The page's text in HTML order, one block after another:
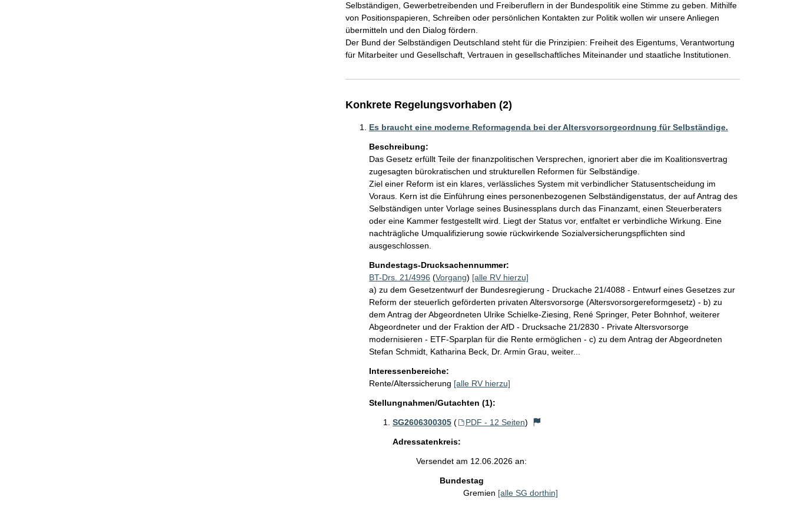
Selbständigen, Gewerbetreibenden und Freiberuflern in der Bundespolitik eine Stimme zu geben. Mithilfe
von Positionspapieren, Schreiben oder persönlichen Kontakten zur Politik wollen wir unsere Anliegen
übermitteln und den Dialog fördern.
Der Bund der Selbständigen Deutschland steht für die Prinzipien: Freiheit des Eigentums, Verantwortung
für Mitarbeiter und Gesellschaft, Vertrauen in gesellschaftliches Miteinander und staatliche Institutionen.
Konkrete Regelungsvorhaben (2)
Es braucht eine moderne Reformagenda bei der Altersvorsorgeordnung für Selbständige.
Beschreibung:
Das Gesetz erfüllt Teile der finanzpolitischen Versprechen, ignoriert aber die im Koalitionsvertrag
zugesagten bürokratischen und strukturellen Reformen für Selbständige.
Ziel einer Reform ist ein klares, verlässliches System mit verbindlicher Statusentscheidung im
Voraus. Kern ist die Einführung eines personenbezogenen Selbständigenstatus, der auf Antrag des
Selbständigen unter Vorlage seines Businessplans durch das Finanzamt, einen Steuerberaters
oder eine Kammer festgestellt wird. Liegt der Status vor, entfaltet er verbindliche Wirkung. Eine
nachträgliche Umqualifizierung sowie rückwirkende Sozialversicherungspflichten sind
ausgeschlossen.
Bundestags-Drucksachennummer:
BT-Drs. 21/4996 (Vorgang) [alle RV hierzu]
a) zu dem Gesetzentwurf der Bundesregierung - Druckache 21/4088 - Entwurf eines Gesetzes zur
Reform der steuerlich geförderten privaten Altersvorsorge (Altersvorsorgereformgesetz) - b) zu
dem Antrag der Abgeordneten Ulrike Schielke-Ziesing, René Springer, Peter Bohnhof, weiterer
Abgeordneter und der Fraktion der AfD - Drucksache 21/2830 - Private Altersvorsorge
modernisieren - ETF-Sparplan für die Rente ermöglichen - c) zu dem Antrag der Abgeordneten
Stefan Schmidt, Katharina Beck, Dr. Armin Grau, weiter...
Interessenbereiche:
Rente/Alterssicherung [alle RV hierzu]
Stellungnahmen/Gutachten (1):
SG2606300305 ( PDF - 12 Seiten)
Adressatenkreis:
Versendet am 12.06.2026 an:
Bundestag
Gremien [alle SG dorthin]